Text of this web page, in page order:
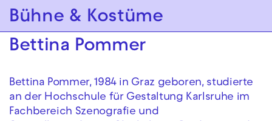
Zur Hauptnavigation springen
Zum Hauptinhalt springen
Bühne & Kostüme
Bettina Pommer
Bettina Pommer, 1984 in Graz geboren, studierte
an der Hochschule für Gestaltung Karlsruhe im
Fachbereich Szenografie und